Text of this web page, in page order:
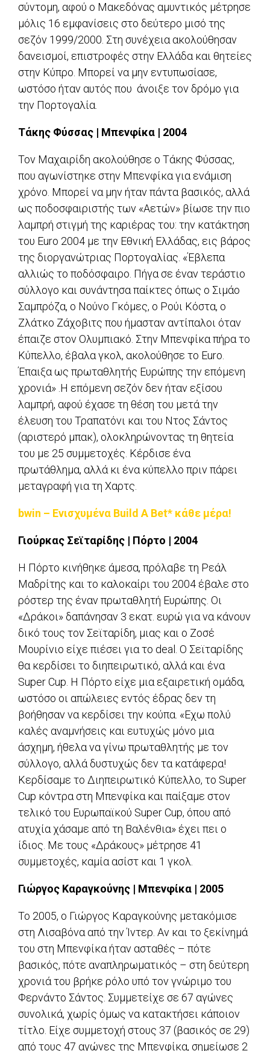
σύντομη, αφού ο Μακεδόνας αμυντικός μέτρησε
μόλις 16 εμφανίσεις στο δεύτερο μισό της
σεζόν 1999/2000. Στη συνέχεια ακολούθησαν
δανεισμοί, επιστροφές στην Ελλάδα και θητείες
στην Κύπρο. Μπορεί να μην εντυπωσίασε,
ωστόσο ήταν αυτός που άνοιξε τον δρόμο για
την Πορτογαλία.
Τάκης Φύσσας | Μπενφίκα | 2004
Τον Μαχαιρίδη ακολούθησε ο Τάκης Φύσσας,
που αγωνίστηκε στην Μπενφίκα για ενάμιση
χρόνο. Μπορεί να μην ήταν πάντα βασικός, αλλά
ως ποδοσφαιριστής των «Αετών» βίωσε την πιο
λαμπρή στιγμή της καριέρας του: την κατάκτηση
του Euro 2004 με την Εθνική Ελλάδας, εις βάρος
της διοργανώτριας Πορτογαλίας. «Έβλεπα
αλλιώς το ποδόσφαιρο. Πήγα σε έναν τεράστιο
σύλλογο και συνάντησα παίκτες όπως ο Σιμάο
Σαμπρόζα, ο Νούνο Γκόμες, ο Ρούι Κόστα, ο
Ζλάτκο Ζάχοβιτς που ήμασταν αντίπαλοι όταν
έπαιζε στον Ολυμπιακό. Στην Μπενφίκα πήρα το
Κύπελλο, έβαλα γκολ, ακολούθησε το Euro.
Έπαιξα ως πρωταθλητής Ευρώπης την επόμενη
χρονιά» .Η επόμενη σεζόν δεν ήταν εξίσου
λαμπρή, αφού έχασε τη θέση του μετά την
έλευση του Τραπατόνι και του Ντος Σάντος
(αριστερό μπακ), ολοκληρώνοντας τη θητεία
του με 25 συμμετοχές. Κέρδισε ένα
πρωτάθλημα, αλλά κι ένα κύπελλο πριν πάρει
μεταγραφή για τη Χαρτς.
bwin – Ενισχυμένα Build A Bet* κάθε μέρα!
Γιούρκας Σεϊταρίδης | Πόρτο | 2004
Η Πόρτο κινήθηκε άμεσα, πρόλαβε τη Ρεάλ
Μαδρίτης και το καλοκαίρι του 2004 έβαλε στο
ρόστερ της έναν πρωταθλητή Ευρώπης. Οι
«Δράκοι» δαπάνησαν 3 εκατ. ευρώ για να κάνουν
δικό τους τον Σεϊταρίδη, μιας και ο Ζοσέ
Μουρίνιο είχε πιέσει για το deal. Ο Σεϊταρίδης
θα κερδίσει το διηπειρωτικό, αλλά και ένα
Super Cup. Η Πόρτο είχε μια εξαιρετική ομάδα,
ωστόσο οι απώλειες εντός έδρας δεν τη
βοήθησαν να κερδίσει την κούπα. «Εχω πολύ
καλές αναμνήσεις και ευτυχώς μόνο μια
άσχημη, ήθελα να γίνω πρωταθλητής με τον
σύλλογο, αλλά δυστυχώς δεν τα κατάφερα!
Κερδίσαμε το Διηπειρωτικό Κύπελλο, το Super
Cup κόντρα στη Μπενφίκα και παίξαμε στον
τελικό του Ευρωπαϊκού Super Cup, όπου από
ατυχία χάσαμε από τη Βαλένθια» έχει πει ο
ίδιος. Με τους «Δράκους» μέτρησε 41
συμμετοχές, καμία ασίστ και 1 γκολ.
Γιώργος Καραγκούνης | Μπενφίκα | 2005
Το 2005, ο Γιώργος Καραγκούνης μετακόμισε
στη Λισαβόνα από την Ίντερ. Αν και το ξεκίνημά
του στη Μπενφίκα ήταν ασταθές – πότε
βασικός, πότε αναπληρωματικός – στη δεύτερη
χρονιά του βρήκε ρόλο υπό τον γνώριμο του
Φερνάντο Σάντος. Συμμετείχε σε 67 αγώνες
συνολικά, χωρίς όμως να κατακτήσει κάποιον
τίτλο. Είχε συμμετοχή στους 37 (βασικός σε 29)
από τους 47 αγώνες της Μπενφίκα, σημείωσε 2